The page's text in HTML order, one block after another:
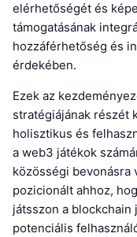
elérhetőségét és
támogatásának
hozzáférhetőség és
érdekében.
Ezek az
stratégiájának részét
holisztikus és
a web3 játékok
közösségi bevonásra
pozicionált ahhoz,
játsszon a
potenciális